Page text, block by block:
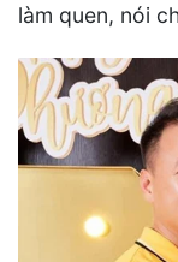
làm quen, nói